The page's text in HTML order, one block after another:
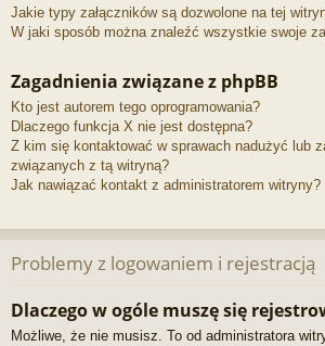
Jakie typy załączników są dozwolone na tej
W jaki sposób można znaleźć wszystkie swoje
Zagadnienia związane z phpBB
Kto jest autorem tego oprogramowania?
Dlaczego funkcja X nie jest dostępna?
Z kim się kontaktować w sprawach nadużyć lub
związanych z tą witryną?
Jak nawiązać kontakt z administratorem witryny?
Problemy z logowaniem i rejestracją
Dlaczego w ogóle muszę się
Możliwe, że nie musisz. To od administratora